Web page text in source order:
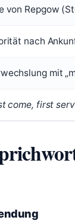
von Repgow
nach
mit
come, first